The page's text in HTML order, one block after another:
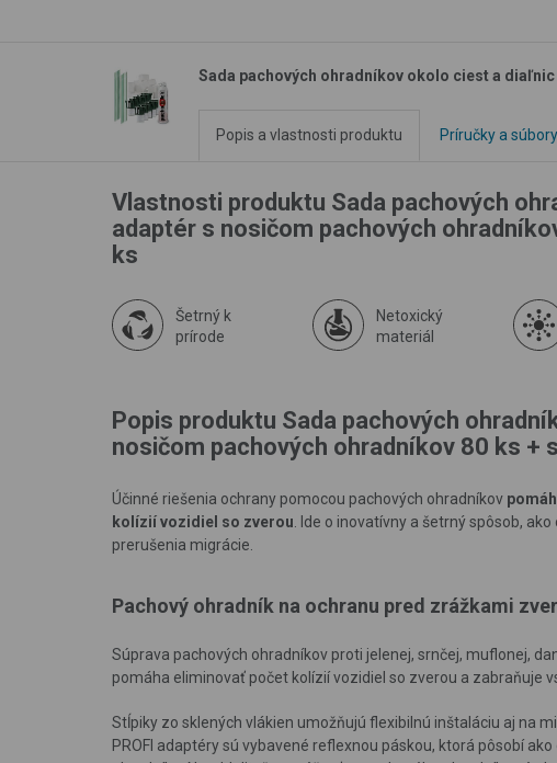
Sada pachových ohradníkov okolo ciest a
Popis a vlastnosti produktu Príručky a
Vlastnosti produktu Sada pachových
adaptér s nosičom pachových
ks
Šetrný k
prírode
Netoxický
materiál
Popis produktu Sada pachových
nosičom pachových ohradníkov 80 ks +
Účinné riešenia ochrany pomocou pachových ohradníkov
kolízií vozidiel so zverou . Ide o inovatívny a šetrný spôsob,
prerušenia migrácie.
Pachový ohradník na ochranu pred zrážkami
Súprava pachových ohradníkov proti jelenej, srnčej, muflonej,
pomáha eliminovať počet kolízií vozidiel so zverou a zabraňuje
Stĺpiky zo sklených vlákien umožňujú flexibilnú inštaláciu aj na
PROFI adaptéry sú vybavené reflexnou páskou, ktorá pôsobí